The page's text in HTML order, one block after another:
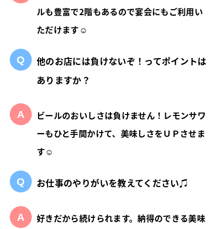
ルも豊富で2階もあるので宴会にもご利用い
ただけます☺
他のお店には負けないぞ！ってポイントは
ありますか？
ビールのおいしさは負けません！レモンサワ
ーもひと手間かけて、美味しさをＵＰさせま
す☺
お仕事のやりがいを教えてください♫
好きだから続けられます。納得のできる美味